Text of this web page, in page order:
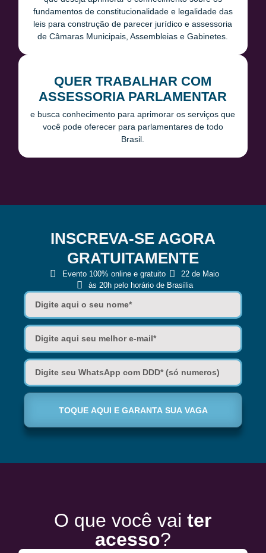
fundamentos de constitucionalidade e legalidade das
leis para construção de parecer jurídico e assessoria
de Câmaras Municipais, Assembleias e Gabinetes.
QUER TRABALHAR COM
ASSESSORIA PARLAMENTAR
e busca conhecimento para aprimorar os serviços que
você pode oferecer para parlamentares de todo
Brasil.
INSCREVA-SE AGORA
GRATUITAMENTE
Evento 100% online e gratuito
22 de Maio
às 20h pelo horário de Brasília
TOQUE AQUI E GARANTA SUA VAGA
O que você vaiter
acesso?